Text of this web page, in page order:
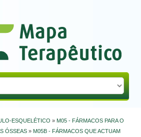
ESQUELÉTICO » M05 - FÁRMACOS PARA O
ÓSSEAS » M05B - FÁRMACOS QUE ACTUAM